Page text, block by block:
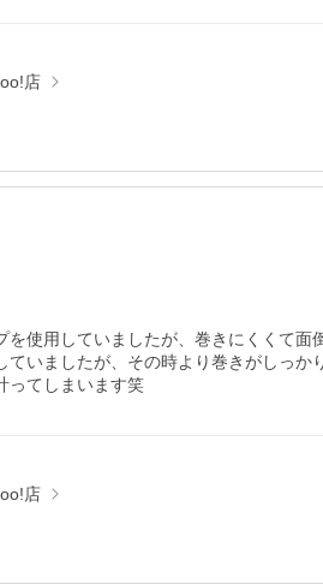
店
使用していましたが、巻きにくくて
いましたが、その時より巻きがしっか
ってしまいます笑
店